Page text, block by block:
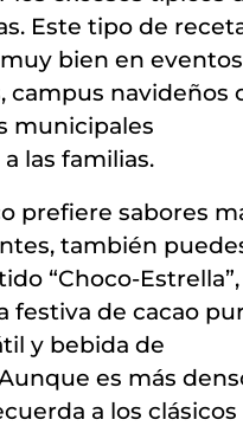
Este tipo de
bien en eventos
campus navideños
municipales
las familias.
prefiere sabores
también
“Choco-Estrella”,
festiva de cacao
y bebida de
es más
a los clásicos